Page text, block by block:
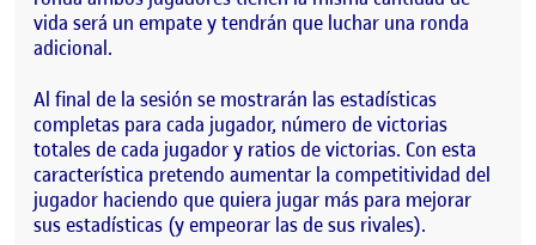
vida será un empate y tendrán que luchar una ronda
adicional.
Al final de la sesión se mostrarán las estadísticas
completas para cada jugador, número de victorias
totales de cada jugador y ratios de victorias. Con esta
característica pretendo aumentar la competitividad del
jugador haciendo que quiera jugar más para mejorar
sus estadísticas (y empeorar las de sus rivales).